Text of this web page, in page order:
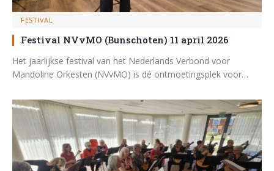
FESTIVAL
Festival NVvMO (Bunschoten) 11 april 2026
Het jaarlijkse festival van het Nederlands Verbond voor
Mandoline Orkesten (NVvMO) is dé ontmoetingsplek voor…